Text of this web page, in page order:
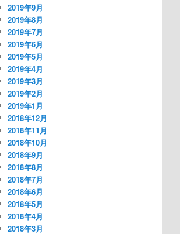
2019年9月
2019年8月
2019年7月
2019年6月
2019年5月
2019年4月
2019年3月
2019年2月
2019年1月
2018年12月
2018年11月
2018年10月
2018年9月
2018年8月
2018年7月
2018年6月
2018年5月
2018年4月
2018年3月